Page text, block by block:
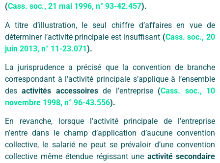
(Cass. soc., 21 mai 1996, n° 93-42.457).
A titre d’illustration, le seul chiffre d’affaires en vue de
déterminer l’activité principale est insuffisant (Cass. soc., 20
juin 2013, n° 11-23.071).
La jurisprudence a précisé que la convention de branche
correspondant à l’activité principale s’applique à l’ensemble
desactivités accessoiresde l’entreprise(Cass. soc., 10
novembre 1998, n° 96-43.556).
En revanche, lorsque l’activité principale de l’entreprise
n’entre dans le champ d’application d’aucune convention
collective, le salarié ne peut se prévaloir d’une convention
collective même étendue régissant une activité secondaire